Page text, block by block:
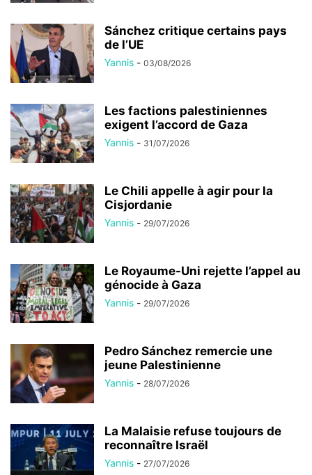
Sánchez critique certains pays
de l’UE
Yannis - 03/08/2026
Les factions palestiniennes
exigent l’accord de Gaza
Yannis - 31/07/2026
Le Chili appelle à agir pour la
Cisjordanie
Yannis - 29/07/2026
Le Royaume-Uni rejette l’appel au
génocide à Gaza
Yannis - 29/07/2026
Pedro Sánchez remercie une
jeune Palestinienne
Yannis - 28/07/2026
La Malaisie refuse toujours de
reconnaître Israël
Yannis - 27/07/2026